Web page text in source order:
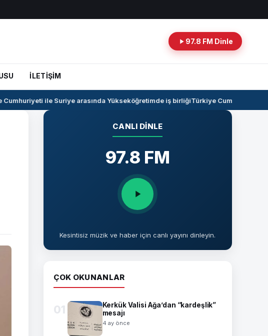
97.8 FM Dinle
İLETİŞİM
ile Suriye arasında Yükseköğretimde iş birliğiTürkiye Cumhuriyeti -
CANLI DINLE
97.8 FM
Kesintisiz müzik ve haber için canlı yayını dinleyin.
ÇOK OKUNANLAR
01
Kerkük Valisi Ağa’dan “kardeşlik”
mesajı
4 ay önce